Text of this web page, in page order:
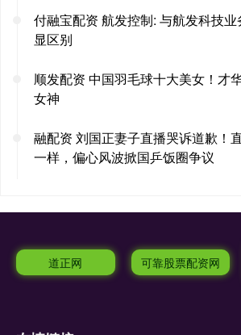
付融宝配资 航发控制: 与航发科技
显区别
顺发配资 中国羽毛球十大美女！才
女神
融配资 刘国正妻子直播哭诉道歉！
一样，偏心风波掀国乒饭圈争议
道正网 可靠股票配资网